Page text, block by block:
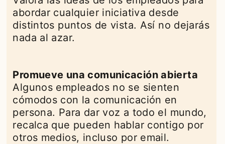
abordar cualquier iniciativa desde
distintos puntos de vista. Así no dejarás
nada al azar.
Promueve una comunicación abierta
Algunos empleados no se sienten
cómodos con la comunicación en
persona. Para dar voz a todo el mundo,
recalca que pueden hablar contigo por
otros medios, incluso por email.